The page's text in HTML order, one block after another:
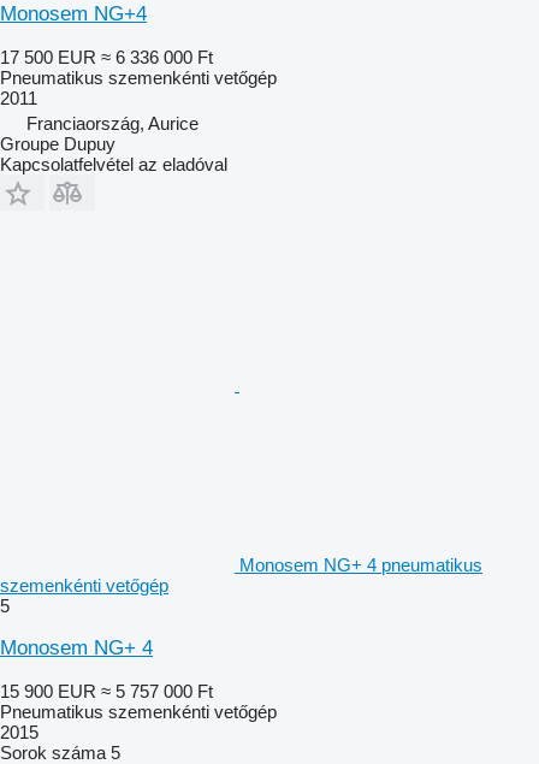
Monosem NG+4
17 500 EUR ≈ 6 336 000 Ft
Pneumatikus szemenkénti vetőgép
2011
Franciaország, Aurice
Groupe Dupuy
Kapcsolatfelvétel az eladóval
Monosem NG+ 4 pneumatikus
szemenkénti vetőgép
5
Monosem NG+ 4
15 900 EUR ≈ 5 757 000 Ft
Pneumatikus szemenkénti vetőgép
2015
Sorok száma 5